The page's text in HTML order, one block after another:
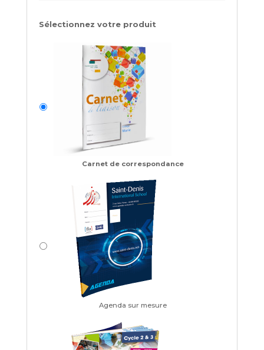
Sélectionnez votre produit
Carnet de correspondance
Agenda sur mesure